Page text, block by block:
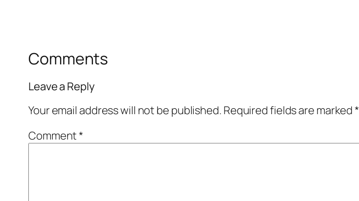
Comments
Leave a Reply
Your email address will not be published. Required fields are marked*
Comment*